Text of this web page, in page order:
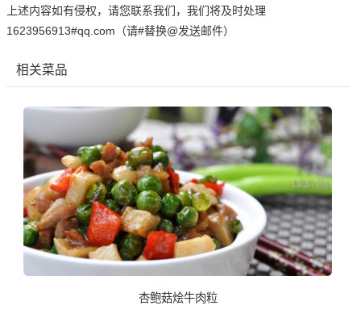
上述内容如有侵权，请您联系我们，我们将及时处理
1623956913#qq.com（请#替换@发送邮件）
相关菜品
杏鲍菇烩牛肉粒